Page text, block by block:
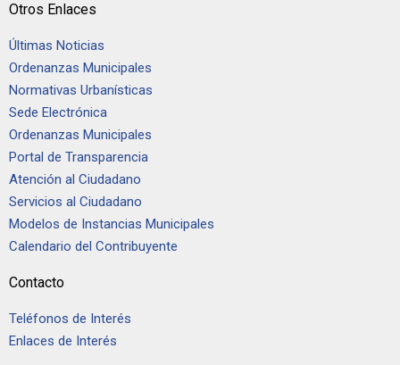
Otros Enlaces
Últimas Noticias
Ordenanzas Municipales
Normativas Urbanísticas
Sede Electrónica
Ordenanzas Municipales
Portal de Transparencia
Atención al Ciudadano
Servicios al Ciudadano
Modelos de Instancias Municipales
Calendario del Contribuyente
Contacto
Teléfonos de Interés
Enlaces de Interés